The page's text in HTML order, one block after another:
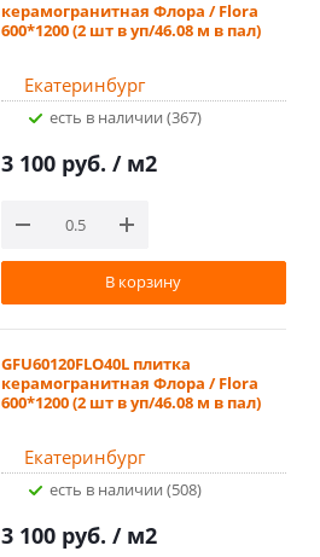
керамогранитная Флора / Flora
600*1200 (2 шт в уп/46.08 м в пал)
Екатеринбург
Есть в наличии (367)
3 100 руб. / м2
В корзину
GFU60120FLO40L плитка
керамогранитная Флора / Flora
600*1200 (2 шт в уп/46.08 м в пал)
Екатеринбург
Есть в наличии (508)
3 100 руб. / м2